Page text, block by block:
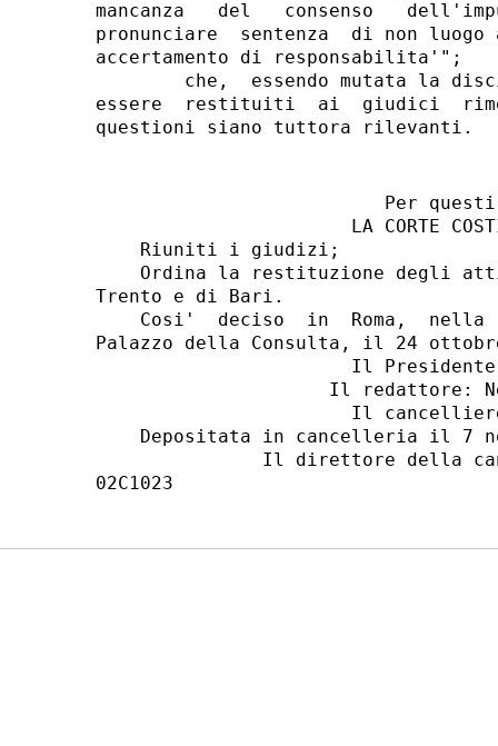
mancanza   del   consenso
pronunciare  sentenza  di non luogo
accertamento di responsabilita'";
che,  essendo mutata la
essere  restituiti  ai  giudici
Per
LA CORTE
    Riuniti i giudizi;
Ordina la restituzione degli
Trento e di Bari.
Cosi'  deciso  in  Roma,  nella
Palazzo della Consulta, il 24
Il
Il redattore:
Il
Depositata in cancelleria il 7
Il direttore della